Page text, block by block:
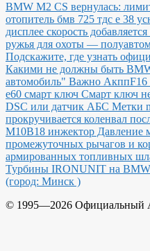
BMW M2 CS вернулась:
отопитель бмв 725 тдс е 38
дисплее скорость
ружья для охоты —
Подскажите, где узнать
Какими не должны быть
автомобиль" Важно АкппF16
е60 смарт ключ Смарт ключ
DSC или датчик АБС Метки
прокручивается коленвал
М10В18 инжектор Давление
промежуточных рычагов и
армированных топливных
Турбины IRONUNIT на
(город: Минск )
© 1995—2026 Официальный